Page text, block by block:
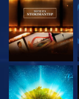
ΣΕΙΡΑ